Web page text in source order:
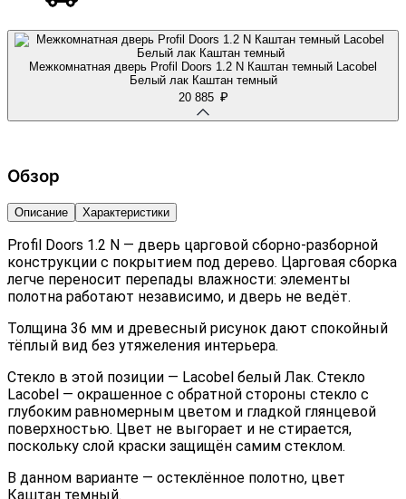
Межкомнатная дверь Profil Doors 1.2 N Каштан темный Lacobel
Белый лак Каштан темный
20 885 ₽
Обзор
Описание Характеристики
Profil Doors 1.2 N — дверь царговой сборно-разборной
конструкции с покрытием под дерево. Царговая сборка
легче переносит перепады влажности: элементы
полотна работают независимо, и дверь не ведёт.
Толщина 36 мм и древесный рисунок дают спокойный
тёплый вид без утяжеления интерьера.
Стекло в этой позиции — Lacobel белый Лак. Стекло
Lacobel — окрашенное с обратной стороны стекло с
глубоким равномерным цветом и гладкой глянцевой
поверхностью. Цвет не выгорает и не стирается,
поскольку слой краски защищён самим стеклом.
В данном варианте — остеклённое полотно, цвет
Каштан темный.